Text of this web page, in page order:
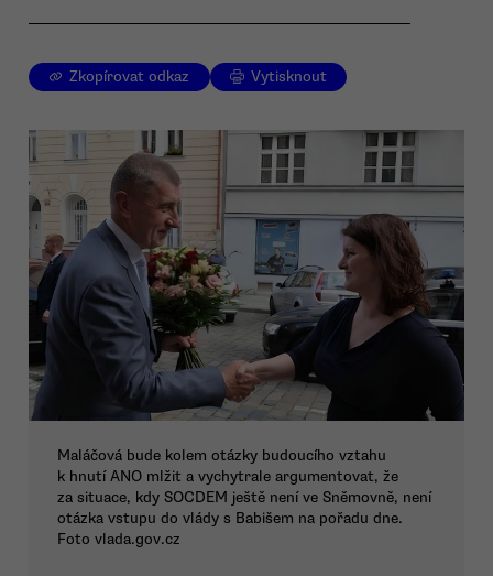
Zkopírovat odkaz Vytisknout
Maláčová bude kolem otázky budoucího vztahu
k hnutí ANO mlžit a vychytrale argumentovat, že
za situace, kdy SOCDEM ještě není ve Sněmovně, není
otázka vstupu do vlády s Babišem na pořadu dne.
Foto vlada.gov.cz